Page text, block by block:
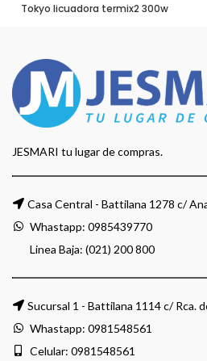
Tokyo licuadora termix2 300w
JESMARI tu lugar de compras.
Casa Central - Battilana 1278 c/
Whastapp: 0985439770
Linea Baja: (021) 200 800
Sucursal 1 - Battilana 1114 c/ Rca.
Whastapp: 0981548561
Celular: 0981548561